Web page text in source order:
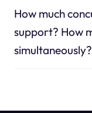
How much
support? How
simultaneously?